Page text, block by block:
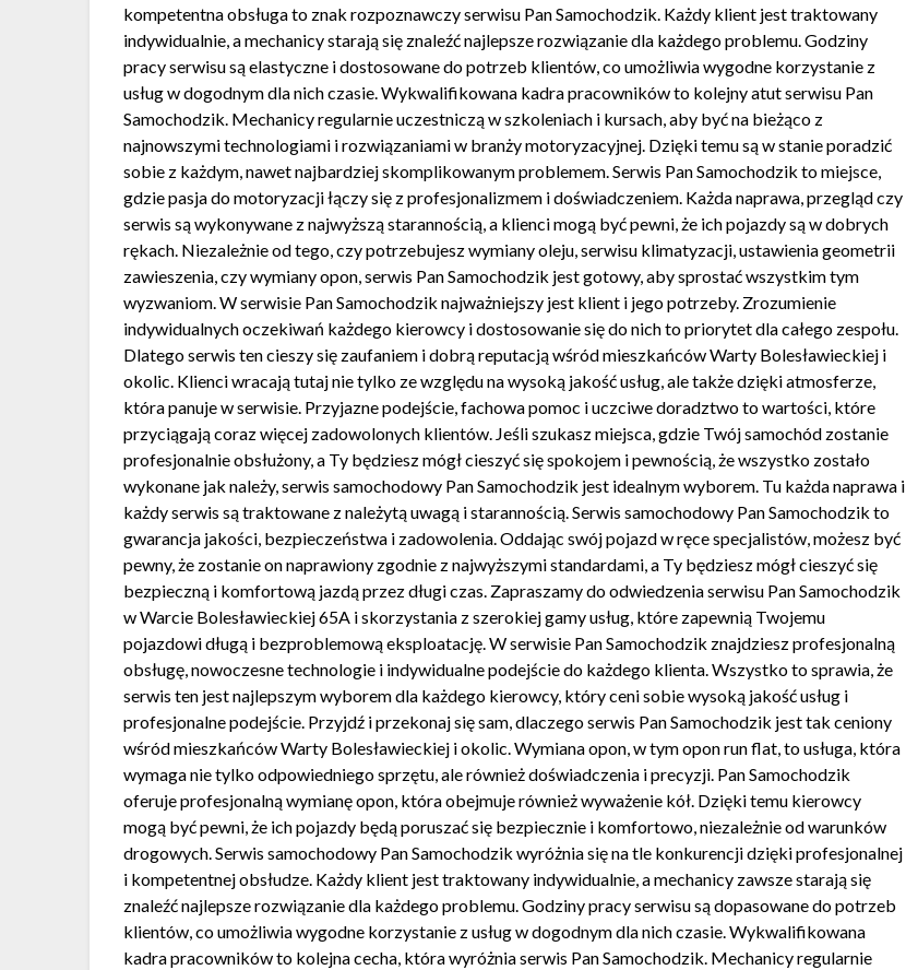
kompetentna obsługa to znak rozpoznawczy serwisu Pan Samochodzik. Każdy klient jest traktowany
indywidualnie, a mechanicy starają się znaleźć najlepsze rozwiązanie dla każdego problemu. Godziny
pracy serwisu są elastyczne i dostosowane do potrzeb klientów, co umożliwia wygodne korzystanie z
usług w dogodnym dla nich czasie. Wykwalifikowana kadra pracowników to kolejny atut serwisu Pan
Samochodzik. Mechanicy regularnie uczestniczą w szkoleniach i kursach, aby być na bieżąco z
najnowszymi technologiami i rozwiązaniami w branży motoryzacyjnej. Dzięki temu są w stanie poradzić
sobie z każdym, nawet najbardziej skomplikowanym problemem. Serwis Pan Samochodzik to miejsce,
gdzie pasja do motoryzacji łączy się z profesjonalizmem i doświadczeniem. Każda naprawa, przegląd czy
serwis są wykonywane z najwyższą starannością, a klienci mogą być pewni, że ich pojazdy są w dobrych
rękach. Niezależnie od tego, czy potrzebujesz wymiany oleju, serwisu klimatyzacji, ustawienia geometrii
zawieszenia, czy wymiany opon, serwis Pan Samochodzik jest gotowy, aby sprostać wszystkim tym
wyzwaniom. W serwisie Pan Samochodzik najważniejszy jest klient i jego potrzeby. Zrozumienie
indywidualnych oczekiwań każdego kierowcy i dostosowanie się do nich to priorytet dla całego zespołu.
Dlatego serwis ten cieszy się zaufaniem i dobrą reputacją wśród mieszkańców Warty Bolesławieckiej i
okolic. Klienci wracają tutaj nie tylko ze względu na wysoką jakość usług, ale także dzięki atmosferze,
która panuje w serwisie. Przyjazne podejście, fachowa pomoc i uczciwe doradztwo to wartości, które
przyciągają coraz więcej zadowolonych klientów. Jeśli szukasz miejsca, gdzie Twój samochód zostanie
profesjonalnie obsłużony, a Ty będziesz mógł cieszyć się spokojem i pewnością, że wszystko zostało
wykonane jak należy, serwis samochodowy Pan Samochodzik jest idealnym wyborem. Tu każda naprawa i
każdy serwis są traktowane z należytą uwagą i starannością. Serwis samochodowy Pan Samochodzik to
gwarancja jakości, bezpieczeństwa i zadowolenia. Oddając swój pojazd w ręce specjalistów, możesz być
pewny, że zostanie on naprawiony zgodnie z najwyższymi standardami, a Ty będziesz mógł cieszyć się
bezpieczną i komfortową jazdą przez długi czas. Zapraszamy do odwiedzenia serwisu Pan Samochodzik
w Warcie Bolesławieckiej 65A i skorzystania z szerokiej gamy usług, które zapewnią Twojemu
pojazdowi długą i bezproblemową eksploatację. W serwisie Pan Samochodzik znajdziesz profesjonalną
obsługę, nowoczesne technologie i indywidualne podejście do każdego klienta. Wszystko to sprawia, że
serwis ten jest najlepszym wyborem dla każdego kierowcy, który ceni sobie wysoką jakość usług i
profesjonalne podejście. Przyjdź i przekonaj się sam, dlaczego serwis Pan Samochodzik jest tak ceniony
wśród mieszkańców Warty Bolesławieckiej i okolic. Wymiana opon, w tym opon run flat, to usługa, która
wymaga nie tylko odpowiedniego sprzętu, ale również doświadczenia i precyzji. Pan Samochodzik
oferuje profesjonalną wymianę opon, która obejmuje również wyważenie kół. Dzięki temu kierowcy
mogą być pewni, że ich pojazdy będą poruszać się bezpiecznie i komfortowo, niezależnie od warunków
drogowych. Serwis samochodowy Pan Samochodzik wyróżnia się na tle konkurencji dzięki profesjonalnej
i kompetentnej obsłudze. Każdy klient jest traktowany indywidualnie, a mechanicy zawsze starają się
znaleźć najlepsze rozwiązanie dla każdego problemu. Godziny pracy serwisu są dopasowane do potrzeb
klientów, co umożliwia wygodne korzystanie z usług w dogodnym dla nich czasie. Wykwalifikowana
kadra pracowników to kolejna cecha, która wyróżnia serwis Pan Samochodzik. Mechanicy regularnie